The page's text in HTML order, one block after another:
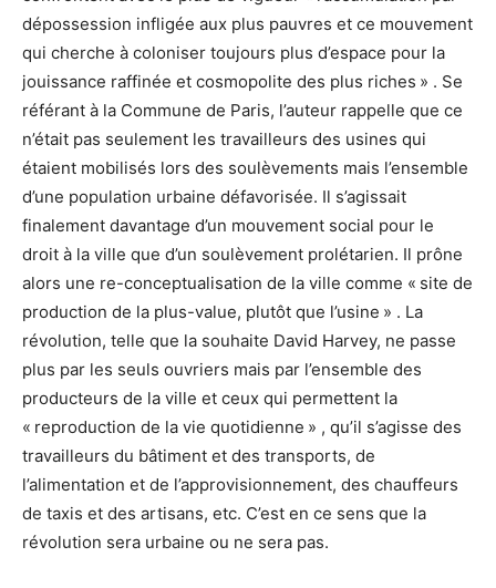
dépossession infligée aux plus pauvres et ce mouvement
qui cherche à coloniser toujours plus d’espace pour la
jouissance raffinée et cosmopolite des plus riches » . Se
référant à la Commune de Paris, l’auteur rappelle que ce
n’était pas seulement les travailleurs des usines qui
étaient mobilisés lors des soulèvements mais l’ensemble
d’une population urbaine défavorisée. Il s’agissait
finalement davantage d’un mouvement social pour le
droit à la ville que d’un soulèvement prolétarien. Il prône
alors une re-conceptualisation de la ville comme « site de
production de la plus-value, plutôt que l’usine » . La
révolution, telle que la souhaite David Harvey, ne passe
plus par les seuls ouvriers mais par l’ensemble des
producteurs de la ville et ceux qui permettent la
« reproduction de la vie quotidienne » , qu’il s’agisse des
travailleurs du bâtiment et des transports, de
l’alimentation et de l’approvisionnement, des chauffeurs
de taxis et des artisans, etc. C’est en ce sens que la
révolution sera urbaine ou ne sera pas.